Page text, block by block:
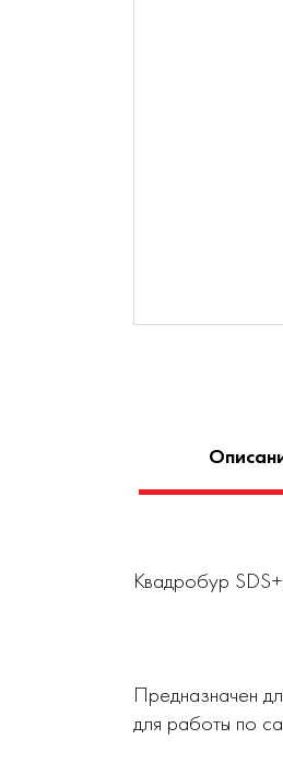
Квадробур
Предназначен
для работы по